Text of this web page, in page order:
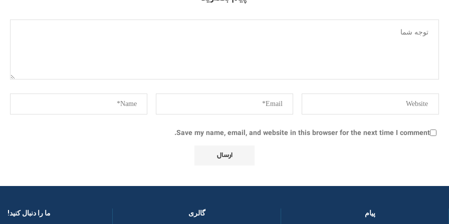
Save my name, email, and website in this browser for the next time I comment.
پیام گالری ما را دنبال کنید! ​